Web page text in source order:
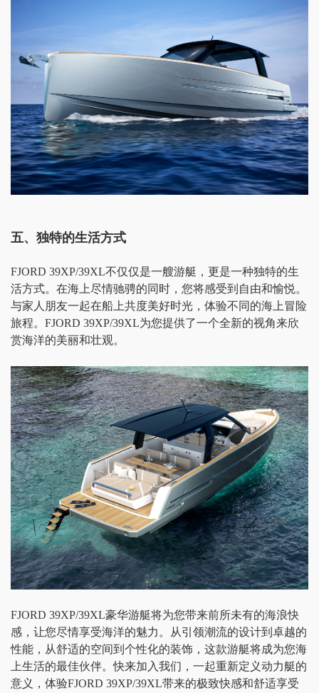
五、独特的生活方式
FJORD 39XP/39XL不仅仅是一艘游艇，更是一种独特的生
活方式。在海上尽情驰骋的同时，您将感受到自由和愉悦。
与家人朋友一起在船上共度美好时光，体验不同的海上冒险
旅程。FJORD 39XP/39XL为您提供了一个全新的视角来欣
赏海洋的美丽和壮观。
FJORD 39XP/39XL豪华游艇将为您带来前所未有的海浪快
感，让您尽情享受海洋的魅力。从引领潮流的设计到卓越的
性能，从舒适的空间到个性化的装饰，这款游艇将成为您海
上生活的最佳伙伴。快来加入我们，一起重新定义动力艇的
意义，体验FJORD 39XP/39XL带来的极致快感和舒适享受